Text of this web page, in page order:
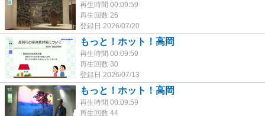
再生時間 00:09:59
再生回数 26
登録日 2026/07/20
もっと！ホット！高岡
再生時間 00:09:59
再生回数 30
登録日 2026/07/13
もっと！ホット！高岡
再生時間 00:09:59
再生回数 44